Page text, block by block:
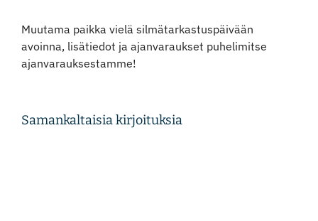
Nettiajanvaraus
Muutama paikka vielä silmätarkastuspäivään
avoinna, lisätiedot ja ajanvaraukset puhelimitse
ajanvarauksestamme!
Samankaltaisia kirjoituksia